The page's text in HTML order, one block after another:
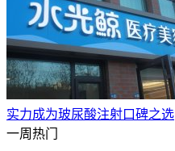
实力成为玻尿酸注射口碑之选
一周热门